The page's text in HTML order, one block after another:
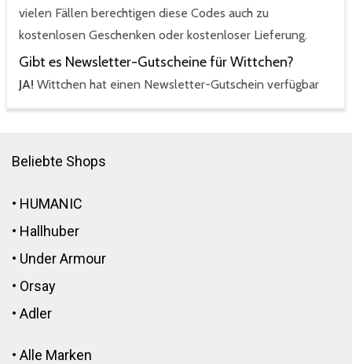
vielen Fällen berechtigen diese Codes auch zu
kostenlosen Geschenken oder kostenloser Lieferung.
Gibt es Newsletter-Gutscheine für Wittchen?
JA! Wittchen hat einen Newsletter-Gutschein verfügbar
Beliebte Shops
• HUMANIC
• Hallhuber
• Under Armour
• Orsay
• Adler
• Alle Marken